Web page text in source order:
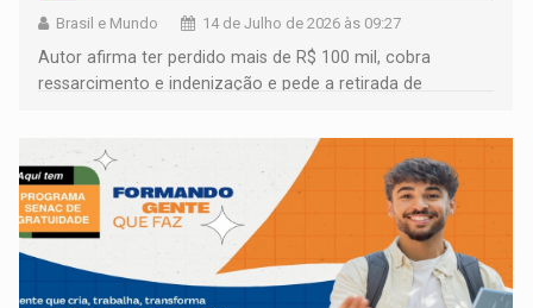
Brasil e Mundo 14 de Julho de 2026 às 09:27
Autor afirma ter perdido mais de R$ 100 mil, cobra
ressarcimento e indenização e pede a retirada de